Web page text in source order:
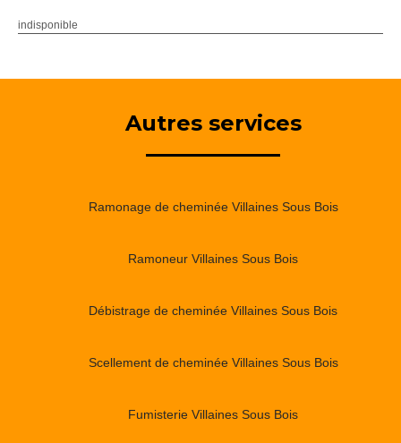
indisponible
Autres services
Ramonage de cheminée Villaines Sous Bois
Ramoneur Villaines Sous Bois
Débistrage de cheminée Villaines Sous Bois
Scellement de cheminée Villaines Sous Bois
Fumisterie Villaines Sous Bois